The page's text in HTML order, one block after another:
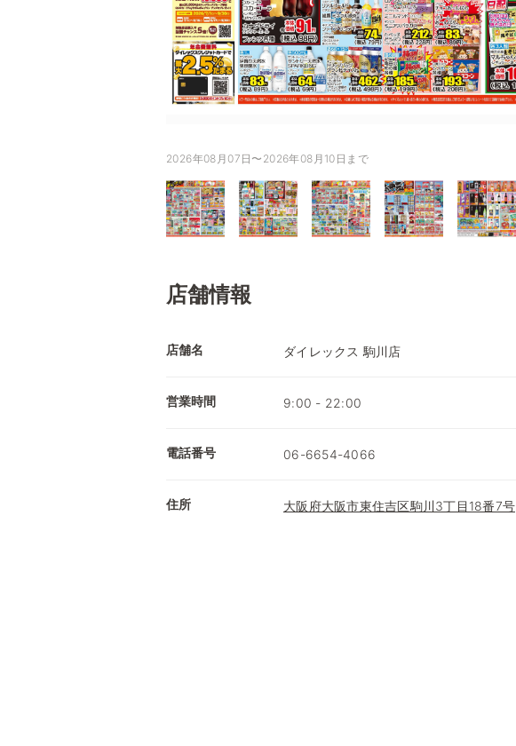
2026年08月07日〜2026年08月10日まで
店舗情報
店舗名 ダイレックス 駒川店
営業時間 9:00 - 22:00
電話番号 06-6654-4066
住所 大阪府大阪市東住吉区駒川3丁目18番7号